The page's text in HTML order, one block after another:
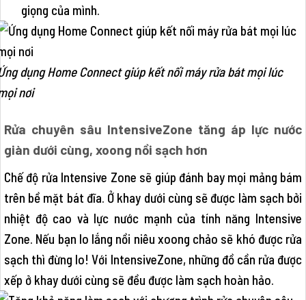
giọng của mình.
dụng Home Connect giúp kết nối máy rửa bát mọi lúc
nơi
Rửa chuyên sâu IntensiveZone tăng áp lực nước
giàn dưới cùng, xoong nồi sạch hơn
Chế độ rửa Intensive Zone sẽ giúp đánh bay mọi mảng bám
trên bề mặt bát đĩa. Ở khay dưới cùng sẽ được làm sạch bởi
nhiệt độ cao và lực nước mạnh của tính năng Intensive
Zone. Nếu bạn lo lắng nồi niêu xoong chảo sẽ khó được rửa
sạch thì đừng lo! Với IntensiveZone, những đồ cần rửa được
xếp ở khay dưới cùng sẽ đều được làm sạch hoàn hảo.